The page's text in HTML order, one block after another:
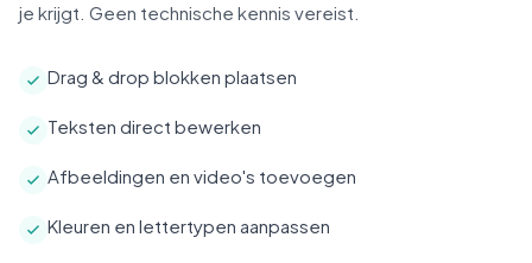
je krijgt. Geen technische kennis vereist.
Drag & drop blokken plaatsen
Teksten direct bewerken
Afbeeldingen en video's toevoegen
Kleuren en lettertypen aanpassen